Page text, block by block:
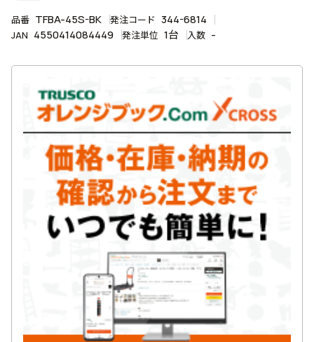
品番 TFBA-45S-BK 発注コード 344-6814
JAN 4550414084449 発注単位 1台 入数 -